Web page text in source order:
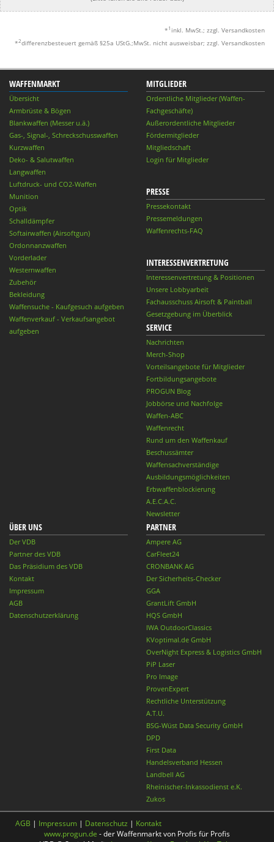
* 1 inkl. MwSt.; zzgl. Versandkosten
*2differenzbesteuert gemäß §25a UStG.;MwSt. nicht ausweisbar; zzgl. Versandkosten
WAFFENMARKT
Übersicht
Armbrüste & Bögen
Blankwaffen (Messer u.ä.)
Gas-, Signal-, Schreckschusswaffen
Kurzwaffen
Deko- & Salutwaffen
Langwaffen
Luftdruck- und CO2-Waffen
Munition
Optik
Schalldämpfer
Softairwaffen (Airsoftgun)
Ordonnanzwaffen
Vorderlader
Westernwaffen
Zubehör
Bekleidung
Waffensuche - Kaufgesuch aufgeben
Waffenverkauf - Verkaufsangebot
aufgeben
MITGLIEDER
Ordentliche Mitglieder (Waffen-
Fachgeschäfte)
Außerordentliche Mitglieder
Fördermitglieder
Mitgliedschaft
Login für Mitglieder
PRESSE
Pressekontakt
Pressemeldungen
Waffenrechts-FAQ
INTERESSENVERTRETUNG
Interessenvertretung & Positionen
Unsere Lobbyarbeit
Fachausschuss Airsoft & Paintball
Gesetzgebung im Überblick
SERVICE
Nachrichten
Merch-Shop
Vorteilsangebote für Mitglieder
Fortbildungsangebote
PROGUN Blog
Jobbörse und Nachfolge
Waffen-ABC
Waffenrecht
Rund um den Waffenkauf
Beschussämter
Waffensachverständige
Ausbildungsmöglichkeiten
Erbwaffenblockierung
A.E.C.A.C.
Newsletter
ÜBER UNS
Der VDB
Partner des VDB
Das Präsidium des VDB
Kontakt
Impressum
AGB
Datenschutzerklärung
PARTNER
Ampere AG
CarFleet24
CRONBANK AG
Der Sicherheits-Checker
GGA
GrantLift GmbH
HQS GmbH
IWA OutdoorClassics
KVoptimal.de GmbH
OverNight Express & Logistics GmbH
PiP Laser
Pro Image
ProvenExpert
Rechtliche Unterstützung
A.T.U.
BSG-Wüst Data Security GmbH
DPD
First Data
Handelsverband Hessen
Landbell AG
Rheinischer-Inkassodienst e.K.
Zukos
AGB | Impressum | Datenschutz | Kontakt
www.progun.de - der Waffenmarkt von Profis für Profis